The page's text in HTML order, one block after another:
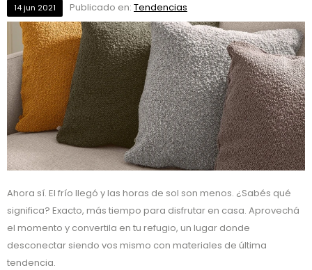
14jun 2021 Publicado en: Tendencias
Ahora sí. El frío llegó y las horas de sol son menos. ¿Sabés qué
significa? Exacto, más tiempo para disfrutar en casa. Aprovechá
el momento y convertila en tu refugio, un lugar donde
desconectar siendo vos mismo con materiales de última
tendencia.